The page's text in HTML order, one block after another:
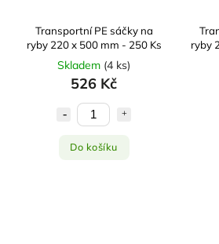
Transportní PE sáčky na
ryby 220 x 500 mm - 250 Ks
Skladem (4 ks)
526 Kč
Do košíku
ryby